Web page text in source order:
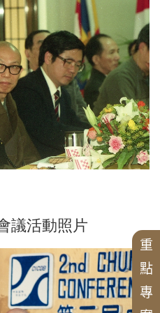
議活動照片
重
點
專